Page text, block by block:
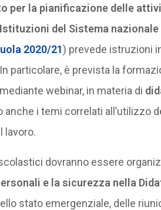
per la pianificazione delle
del Sistema
2020/21) prevede istruzioni
particolare, è prevista la
webinar, in materia di
anche i temi correlati all’utilizzo
lavoro.
dovranno essere
e la sicurezza nella
stato emergenziale, delle